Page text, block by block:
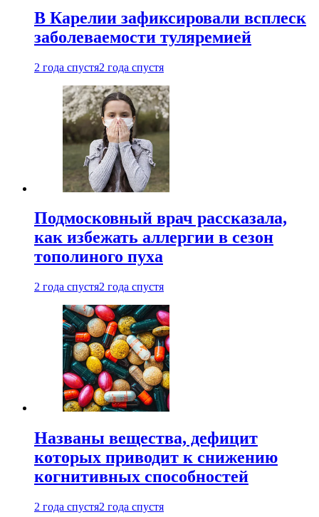
В Карелии зафиксировали всплеск
заболеваемости туляремией
2 года спустя2 года спустя
Подмосковный врач рассказала,
как избежать аллергии в сезон
тополиного пуха
2 года спустя2 года спустя
Названы вещества, дефицит
которых приводит к снижению
когнитивных способностей
2 года спустя2 года спустя